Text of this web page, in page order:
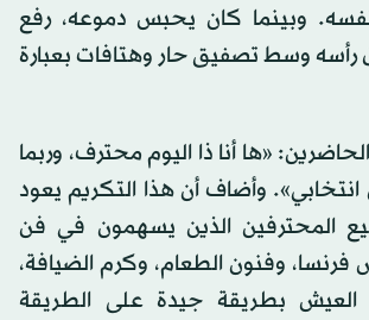
وبينما كان يحبس دموعه، رفع
رأسه وسط تصفيق حار وهتافات بعبارة
«ها أنا ذا اليوم محترف، وربما
وأضاف أن هذا التكريم يعود
المحترفين الذين يسهمون في فن
وفنون الطعام، وكرم الضيافة،
العيش بطريقة جيدة على الطريقة